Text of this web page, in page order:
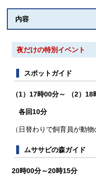
内容
夜だけの特別イベント
スポットガイド
（1）17時00分～ （2）18
各回10分
（日替わりで飼育員が動物
ムササビの森ガイド
20時00分～20時15分